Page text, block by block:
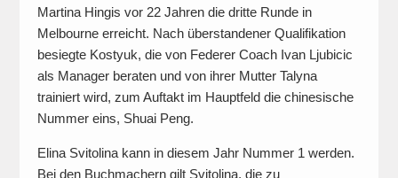
Martina Hingis vor 22 Jahren die dritte Runde in
Melbourne erreicht. Nach überstandener Qualifikation
besiegte Kostyuk, die von Federer Coach Ivan Ljubicic
als Manager beraten und von ihrer Mutter Talyna
trainiert wird, zum Auftakt im Hauptfeld die chinesische
Nummer eins, Shuai Peng.
Elina Svitolina kann in diesem Jahr Nummer 1 werden.
Bei den Buchmachern gilt Svitolina, die zu